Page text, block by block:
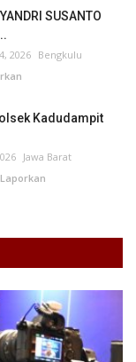
SUSANTO
2026 Bengkulu
Kadudampit
Jawa Barat